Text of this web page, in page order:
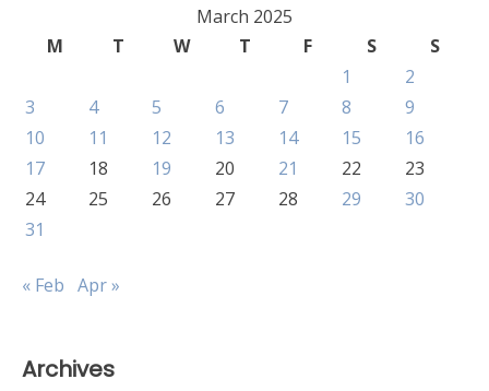
March 2025
M
T W T F S
S
1
2
3
4 5 6 7 8
9
10
11 12 13 14 15
16
17
18 19 20 21 22
23
24
25 26 27 28 29
30
31
« Feb Apr »
Archives